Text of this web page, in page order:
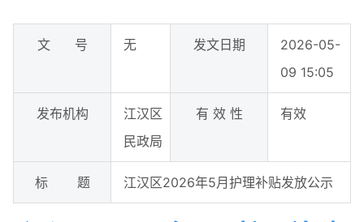
文 号 无 发文日期
2026-05-
09 15:05
发布机构
江汉区
民政局
有 效 性 有效
标 题 ​江汉区2026年5月护理补贴发放公示